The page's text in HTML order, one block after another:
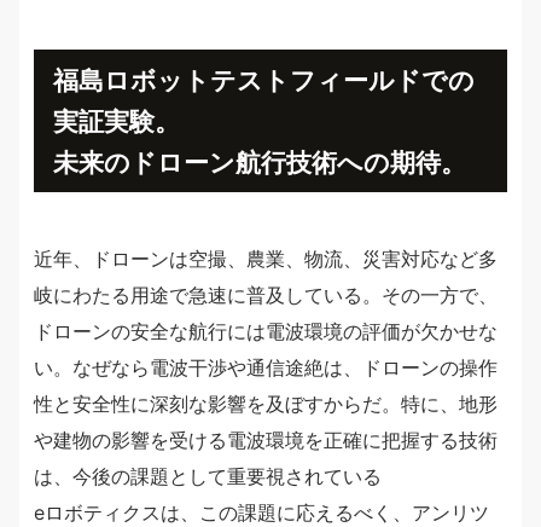
福島ロボットテストフィールドでの
実証実験。
未来のドローン航行技術への期待。
近年、ドローンは空撮、農業、物流、災害対応など多
岐にわたる用途で急速に普及している。その一方で、
ドローンの安全な航行には電波環境の評価が欠かせな
い。なぜなら電波干渉や通信途絶は、ドローンの操作
性と安全性に深刻な影響を及ぼすからだ。特に、地形
や建物の影響を受ける電波環境を正確に把握する技術
は、今後の課題として重要視されている
eロボティクスは、この課題に応えるべく、アンリツ